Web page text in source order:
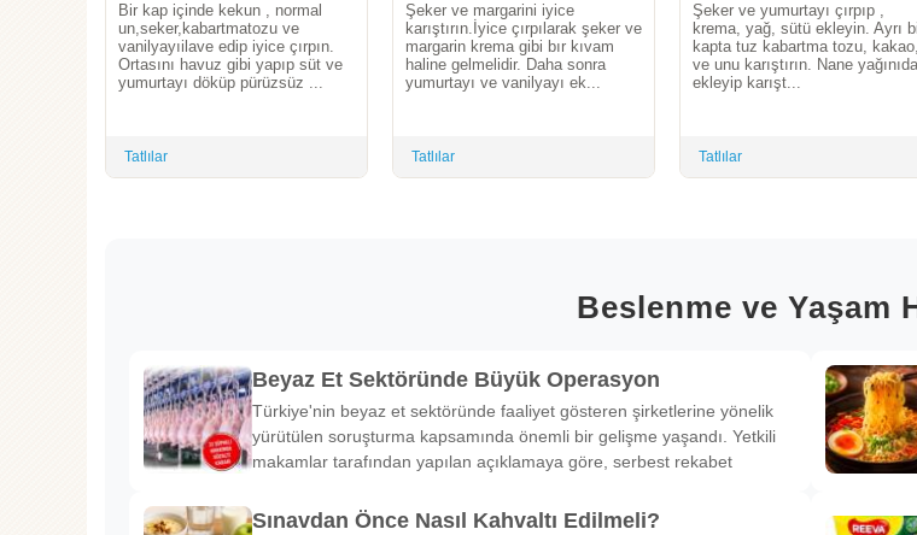
Bir kap içinde kekun , normal
un,seker,kabartmatozu ve
vanilyayıilave edip iyice çırpın.
Ortasını havuz gibi yapıp süt ve
yumurtayı döküp pürüzsüz ...
Tatlılar
Şeker ve margarini iyice
karıştırın.İyice çırpılarak şeker ve
margarin krema gibi bır kıvam
haline gelmelidir. Daha sonra
yumurtayı ve vanilyayı ek...
Tatlılar
Şeker ve yumurtayı çırpıp ,
krema, yağ, sütü ekleyin. Ayrı
kapta tuz kabartma tozu, kakao,
ve unu karıştırın. Nane yağınıda
ekleyip karışt...
Tatlılar
Beslenme ve Yaşam
Beyaz Et Sektöründe Büyük Operasyon
Türkiye'nin beyaz et sektöründe faaliyet gösteren şirketlerine yönelik
yürütülen soruşturma kapsamında önemli bir gelişme yaşandı. Yetkili
makamlar tarafından yapılan açıklamaya göre, serbest rekabet
Sınavdan Önce Nasıl Kahvaltı Edilmeli?